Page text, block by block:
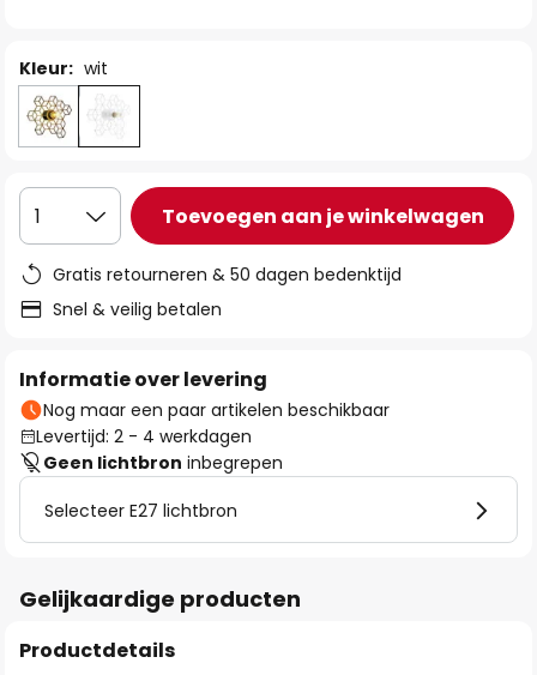
Kleur: wit
1 Toevoegen aan je winkelwagen
Gratis retourneren & 50 dagen bedenktijd
Snel & veilig betalen
Informatie over levering
Nog maar een paar artikelen beschikbaar
Levertijd: 2 - 4 werkdagen
Geen lichtbron inbegrepen
Selecteer E27 lichtbron
Gelijkaardige producten
Productdetails